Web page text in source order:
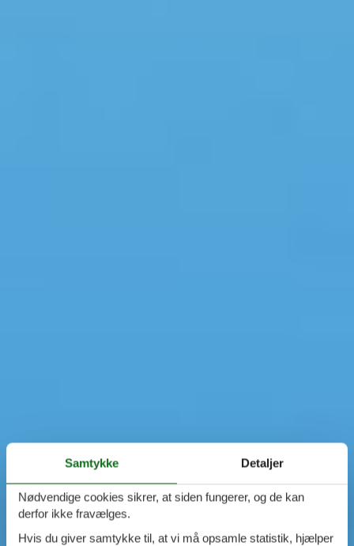
Samtykke Detaljer
Nødvendige cookies sikrer, at siden fungerer, og de kan
derfor ikke fravælges.
Hvis du giver samtykke til, at vi må opsamle statistik, hjælper